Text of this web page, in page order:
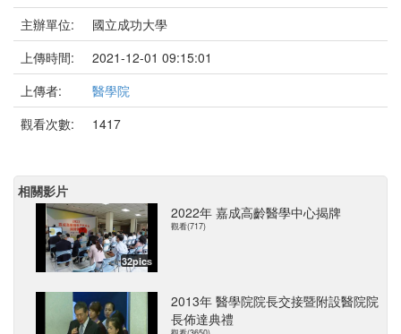
主辦單位:
國立成功大學
上傳時間:
2021-12-01 09:15:01
上傳者:
醫學院
觀看次數:
1417
相關影片
32pics
2022年 嘉成高齡醫學中心揭牌
觀看(717)
2013年 醫學院院長交接暨附設醫院院
長佈達典禮